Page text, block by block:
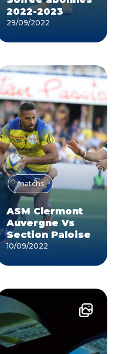
2022-2023
29/09/2022
matchs
ASM Clermont
Auvergne Vs
Section Paloise
10/09/2022